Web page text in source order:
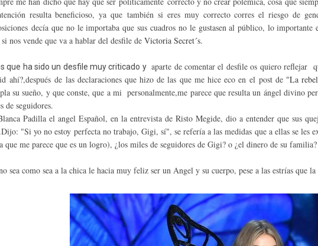
resulta beneficioso, ya que también si eres muy correcto corres el riesgo de
decía que no le importaba que sus cuadros no le gustasen al público, lo
nos vende que va a hablar del desfile de Victoria Secret´s.
que ha sido un desfile muy criticado y aparte de comentar el desfile os quiero reflejar
ahí?,después de las declaraciones que hizo de las que me hice eco en el post de"La
su sueño, y que conste, que a mi personalmente,me parece que resulta un ángel divino
de seguidores.
Padilla el angel Español, en la entrevista de Risto Megide, dio a entender que sus
"Si yo no estoy perfecta no trabajo, Gigi, sí", se refería a las medidas que a ellas se les
que me parece que es un logro), ¿los miles de seguidores de Gigi? o ¿el dinero de su familia?
sea como sea a la chica le hacia muy feliz ser un Angel y su cuerpo, pese a las estrías que